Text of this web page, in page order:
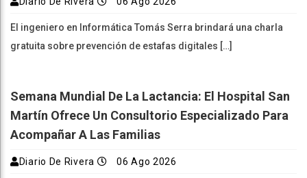
El ingeniero en Informática Tomás Serra brindará una charla
gratuita sobre prevención de estafas digitales […]
Semana Mundial De La Lactancia: El Hospital San
Martín Ofrece Un Consultorio Especializado Para
Acompañar A Las Familias
Diario De Rivera 06 Ago 2026